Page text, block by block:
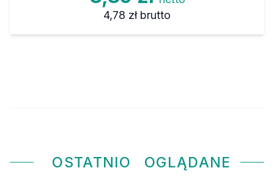
4,78 zł brutto
OSTATNIO OGLĄDANE